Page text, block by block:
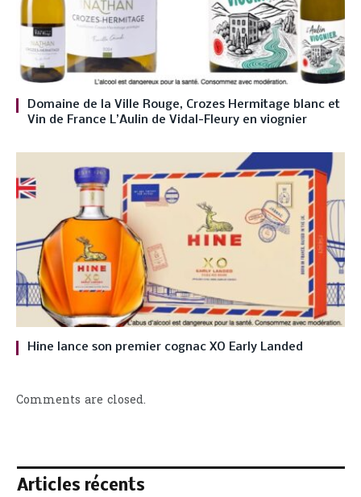
Domaine de la Ville Rouge, Crozes Hermitage blanc et
Vin de France L’Aulin de Vidal-Fleury en viognier
Hine lance son premier cognac XO Early Landed
Comments are closed.
Articles récents